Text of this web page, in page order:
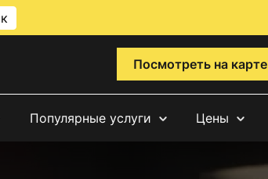
Посмотреть на карте
Популярные услуги Цены